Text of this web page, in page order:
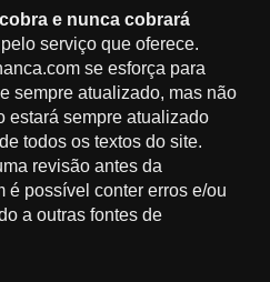
e nunca cobrará
serviço que oferece.
se esforça para
sempre atualizado, mas não
estará sempre atualizado
todos os textos do site.
revisão antes da
é possível conter erros e/ou
a outras fontes de